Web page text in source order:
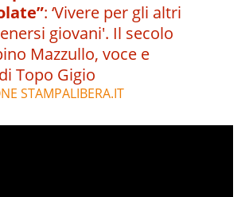
: ‘Vivere per gli altri
giovani'. Il secolo
Mazzullo, voce e
Topo Gigio
STAMPALIBERA.IT